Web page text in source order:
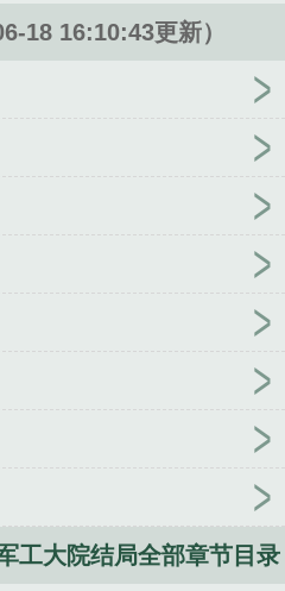
年代晋江
叶满枝吴峥嵘小
苏妙漪容玠小说笔趣阁
卫枝单崇嘘国王
薄莉埃里克如何阻止
薄莉埃里克小说笔
精选姜峤霍奚舟
18 16:10:43更新）
工大院结局全部章节目录